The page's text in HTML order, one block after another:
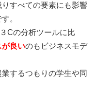
すべての要素にも影響
。
Cの分析ツールに比
が良いのもビジネスモデ
するつもりの学生や同